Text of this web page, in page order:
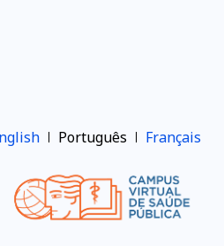
Português Français